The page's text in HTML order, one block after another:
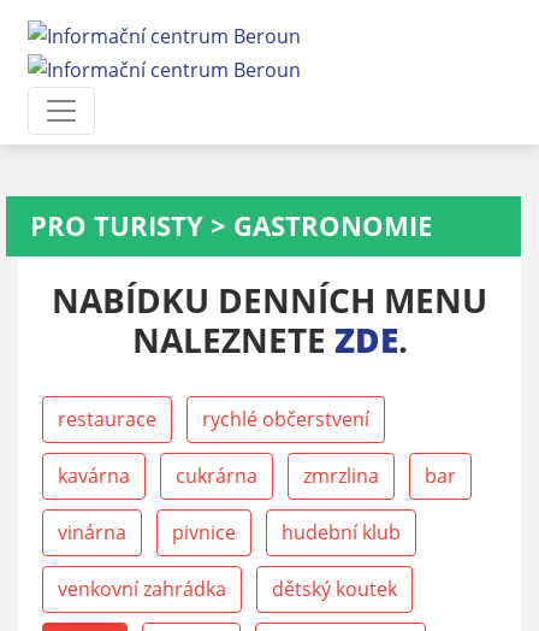
PRO TURISTY > GASTRONOMIE
NABÍDKU DENNÍCH MENU
NALEZNETE ZDE.
restaurace rychlé občerstvení
kavárna cukrárna zmrzlina bar
vinárna pivnice hudební klub
venkovní zahrádka dětský koutek